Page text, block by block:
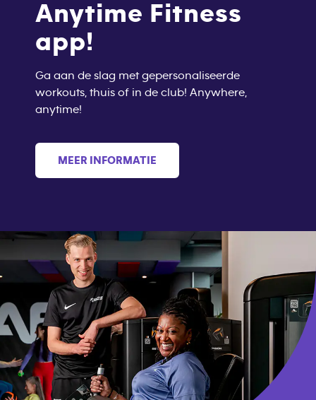
Anytime Fitness
app!
Ga aan de slag met gepersonaliseerde
workouts, thuis of in de club! Anywhere,
anytime!
MEER INFORMATIE